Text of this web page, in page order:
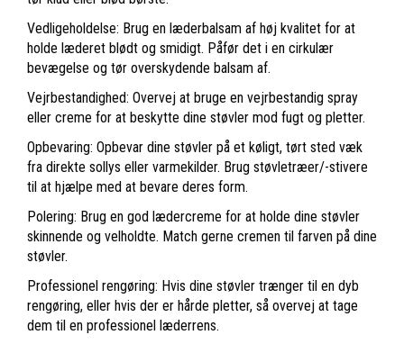
Vedligeholdelse: Brug en læderbalsam af høj kvalitet for at
holde læderet blødt og smidigt. Påfør det i en cirkulær
bevægelse og tør overskydende balsam af.
Vejrbestandighed: Overvej at bruge en vejrbestandig spray
eller creme for at beskytte dine støvler mod fugt og pletter.
Opbevaring: Opbevar dine støvler på et køligt, tørt sted væk
fra direkte sollys eller varmekilder. Brug støvletræer/-stivere
til at hjælpe med at bevare deres form.
Polering: Brug en god lædercreme for at holde dine støvler
skinnende og velholdte. Match gerne cremen til farven på dine
støvler.
Professionel rengøring: Hvis dine støvler trænger til en dyb
rengøring, eller hvis der er hårde pletter, så overvej at tage
dem til en professionel læderrens.